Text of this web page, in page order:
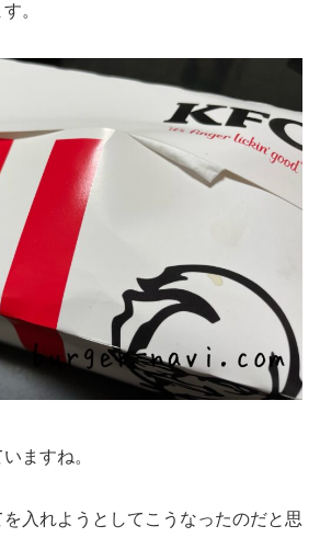
。
ますね。
入れようとしてこうなったのだと思